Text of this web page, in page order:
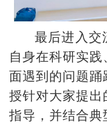
最后进入交
自身在科研实
面遇到的问题
授针对大家提
指导，并结合